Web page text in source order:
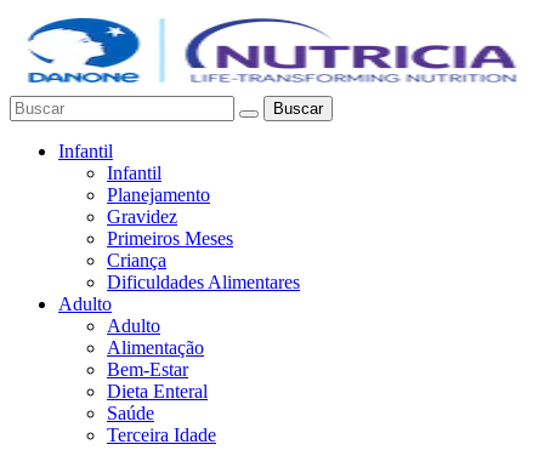
Buscar
Infantil
Infantil
Planejamento
Gravidez
Primeiros Meses
Criança
Dificuldades Alimentares
Adulto
Adulto
Alimentação
Bem-Estar
Dieta Enteral
Saúde
Terceira Idade